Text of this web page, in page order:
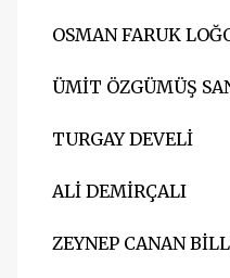
OSMAN FARUK
ÜMİT ÖZGÜMÜŞ
TURGAY DEVELİ
ALİ DEMİRÇALI
ZEYNEP CANAN